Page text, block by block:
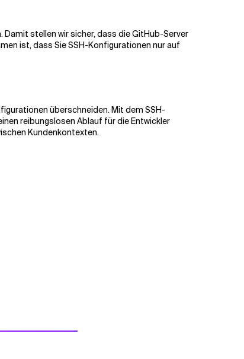
stellen wir sicher, dass die GitHub-Server
ist, dass Sie SSH-Konfigurationen nur auf
überschneiden. Mit dem SSH-
reibungslosen Ablauf für die Entwickler
Kundenkontexten.